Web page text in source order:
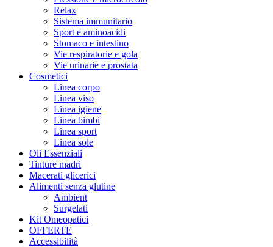
Relax
Sistema immunitario
Sport e aminoacidi
Stomaco e intestino
Vie respiratorie e gola
Vie urinarie e prostata
Cosmetici
Linea corpo
Linea viso
Linea igiene
Linea bimbi
Linea sport
Linea sole
Oli Essenziali
Tinture madri
Macerati glicerici
Alimenti senza glutine
Ambient
Surgelati
Kit Omeopatici
OFFERTE
Accessibilità